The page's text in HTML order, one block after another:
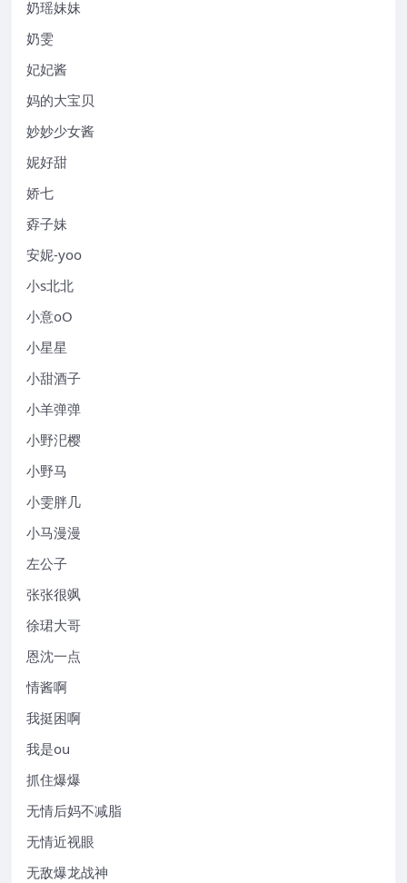
奶瑶妹妹
奶雯
妃妃酱
妈的大宝贝
妙妙少女酱
妮好甜
娇七
孬子妹
安妮-yoo
小s北北
小意oO
小星星
小甜酒子
小羊弹弹
小野汜樱
小野马
小雯胖几
小马漫漫
左公子
张张很飒
徐珺大哥
恩沈一点
情酱啊
我挺困啊
我是ou
抓住爆爆
无情后妈不减脂
无情近视眼
无敌爆龙战神